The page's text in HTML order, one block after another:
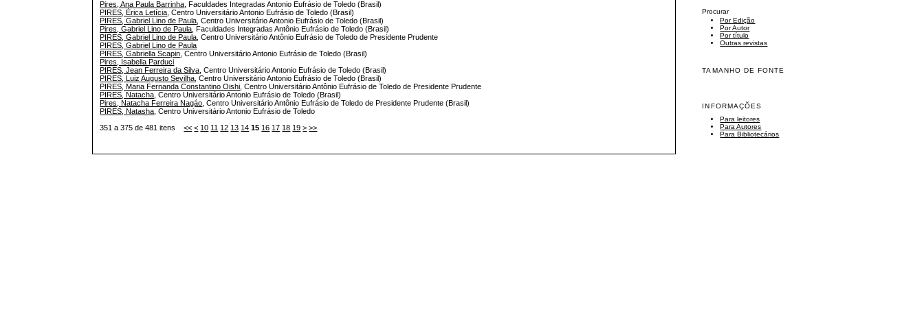
Procurar
Por Edição
Por Autor
Por título
Outras revistas
TAMANHO DE FONTE
INFORMAÇÕES
Para leitores
Para Autores
Para Bibliotecários
Pires, Ana Paula Barrinha , Faculdades Integradas Antonio Eufrásio de Toledo (Brasil)
PIRES, Érica Letícia , Centro Universitário Antonio Eufrásio de Toledo (Brasil)
PIRES, Gabriel Lino de Paula , Centro Universitário Antonio Eufrásio de Toledo (Brasil)
Pires, Gabriel Lino de Paula , Faculdades Integradas Antônio Eufrásio de Toledo (Brasil)
PIRES, Gabriel Lino de Paula , Centro Universitário Antônio Eufrásio de Toledo de Presidente Prudente
PIRES, Gabriel Lino de Paula
PIRES, Gabriella Scapin , Centro Universitário Antonio Eufrásio de Toledo (Brasil)
Pires, Isabella Parduci
PIRES, Jean Ferreira da Silva , Centro Universitário Antonio Eufrásio de Toledo (Brasil)
PIRES, Luiz Augusto Sevilha , Centro Universitário Antonio Eufrásio de Toledo (Brasil)
PIRES, Maria Fernanda Constantino Oishi , Centro Universitário Antônio Eufrásio de Toledo de Presidente Prudente
PIRES, Natacha , Centro Universitário Antonio Eufrásio de Toledo (Brasil)
Pires, Natacha Ferreira Nagáo , Centro Universitário Antônio Eufrásio de Toledo de Presidente Prudente (Brasil)
PIRES, Natasha , Centro Universitário Antonio Eufrásio de Toledo
351 a 375 de 481 itens<< < 10 11 12 13 14 15 16 17 18 19 > >>